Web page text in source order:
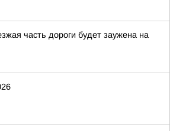
часть дороги будет заужена на